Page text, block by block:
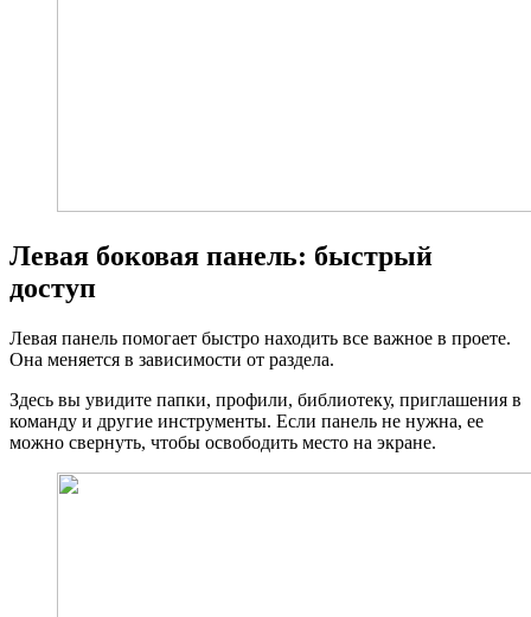
Левая боковая панель: быстрый
доступ
Левая панель помогает быстро находить все важное в проете.
Она меняется в зависимости от раздела.
Здесь вы увидите папки, профили, библиотеку, приглашения в
команду и другие инструменты. Если панель не нужна, ее
можно свернуть, чтобы освободить место на экране.